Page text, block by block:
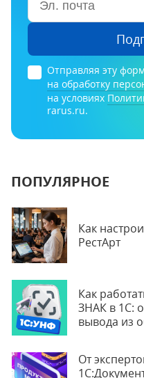
Отправляя эту
на обработку
на условиях
rarus.ru.
ПОПУЛЯРНОЕ
Как
РестАрт
Как
ЗНАК в 1С:
вывода из
От